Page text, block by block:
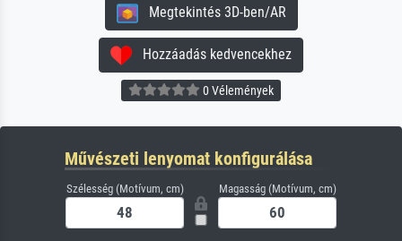
Megtekintés 3D-ben/AR
Hozzáadás kedvencekhez
0 Vélemények
Művészeti lenyomat konfigurálása
Szélesség (Motívum, cm) Magasság (Motívum, cm)